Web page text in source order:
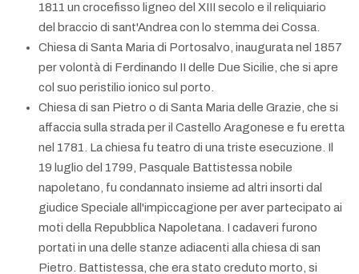
1811 un crocefisso ligneo del XIII secolo e il reliquiario
del braccio di sant'Andrea con lo stemma dei Cossa.
Chiesa di Santa Maria di Portosalvo, inaugurata nel 1857
per volontà di Ferdinando II delle Due Sicilie, che si apre
col suo peristilio ionico sul porto.
Chiesa di san Pietro o di Santa Maria delle Grazie, che si
affaccia sulla strada per il Castello Aragonese e fu eretta
nel 1781. La chiesa fu teatro di una triste esecuzione. Il
19 luglio del 1799, Pasquale Battistessa nobile
napoletano, fu condannato insieme ad altri insorti dal
giudice Speciale all'impiccagione per aver partecipato ai
moti della Repubblica Napoletana. I cadaveri furono
portati in una delle stanze adiacenti alla chiesa di san
Pietro. Battistessa, che era stato creduto morto, si